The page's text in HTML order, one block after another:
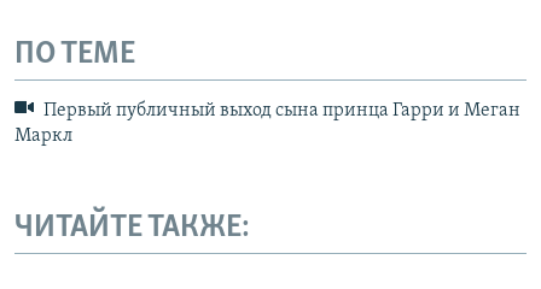
ПО ТЕМЕ
Первый публичный выход сына принца Гарри и Меган
Маркл
ЧИТАЙТЕ ТАКЖЕ: